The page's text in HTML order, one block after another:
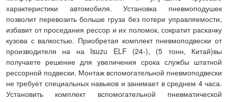
характеристики автомобиля. Установка пневмоподушек
позволит перевозить больше груза без потери управляемости,
избавит от проседания рессор и их поломок, сократит раскачку
кузова с валкостью. Приобретая комплект пневмоподвески от
производителя на на Isuzu ELF (24-), (5 тонн, Китай)вы
получаете решение для увеличения срока службы штатной
рессорной подвески. Монтаж вспомогательной пневмоподвески
не требует специальных навыков и занимает в среднем 4 часа.
Установить комплект вспомогательной пневматической